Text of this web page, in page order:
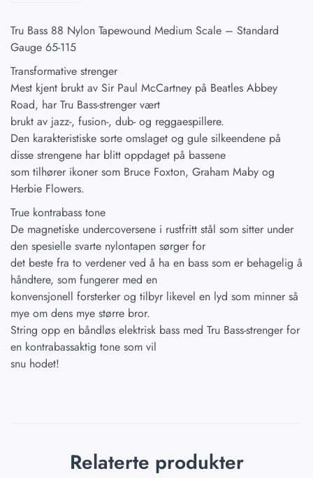
Tru Bass 88 Nylon Tapewound Medium Scale – Standard
Gauge 65-115
Transformative strenger
Mest kjent brukt av Sir Paul McCartney på Beatles Abbey
Road, har Tru Bass-strenger vært
brukt av jazz-, fusion-, dub- og reggaespillere.
Den karakteristiske sorte omslaget og gule silkeendene på
disse strengene har blitt oppdaget på bassene
som tilhører ikoner som Bruce Foxton, Graham Maby og
Herbie Flowers.
True kontrabass tone
De magnetiske undercoversene i rustfritt stål som sitter under
den spesielle svarte nylontapen sørger for
det beste fra to verdener ved å ha en bass som er behagelig å
håndtere, som fungerer med en
konvensjonell forsterker og tilbyr likevel en lyd som minner så
mye om dens mye større bror.
String opp en båndløs elektrisk bass med Tru Bass-strenger for
en kontrabassaktig tone som vil
snu hodet!
Relaterte produkter